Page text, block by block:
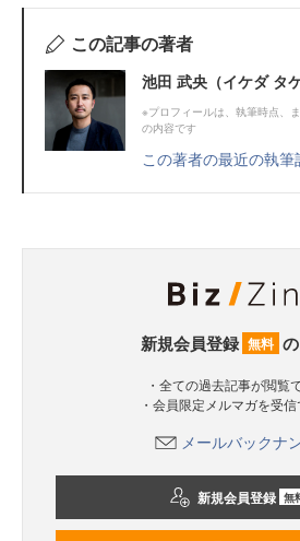
この記事の著者
池田 武央（イケダ タ
※プロフィールは、執筆時点、
の内容です
この著者の最近の執筆
新規会員登録 無料
・全ての過去記事が閲覧
・会員限定メルマガを受
メールバックナ
新規会員登録 無